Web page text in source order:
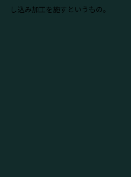
し込み加工を施すというもの。